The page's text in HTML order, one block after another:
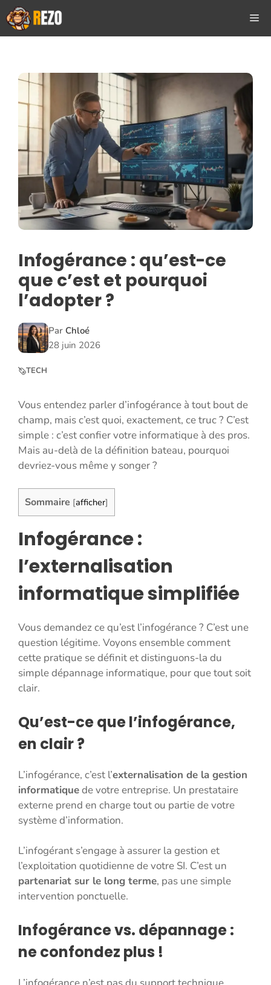
Aller
au
contenu
Infogérance : qu’est-ce
que c’est et pourquoi
l’adopter ?
Par Chloé
28 juin 2026
TECH
Vous entendez parler d’infogérance à tout bout de
champ, mais c’est quoi, exactement, ce truc ? C’est
simple : c’est confier votre informatique à des pros.
Mais au-delà de la définition bateau, pourquoi
devriez-vous même y songer ?
Sommaire [afficher]
Infogérance :
l’externalisation
informatique simplifiée
Vous demandez ce qu’est l’infogérance ? C’est une
question légitime. Voyons ensemble comment
cette pratique se définit et distinguons-la du
simple dépannage informatique, pour que tout soit
clair.
Qu’est-ce que l’infogérance,
en clair ?
L’infogérance, c’est l’externalisation de la gestion
informatiquede votre entreprise. Un prestataire
externe prend en charge tout ou partie de votre
système d’information.
L’infogérant s’engage à assurer la gestion et
l’exploitation quotidienne de votre SI. C’est un
partenariat sur le long terme, pas une simple
intervention ponctuelle.
Infogérance vs. dépannage :
ne confondez plus !